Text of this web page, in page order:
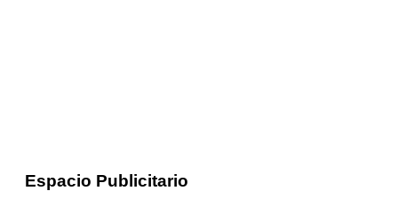
Espacio Publicitario